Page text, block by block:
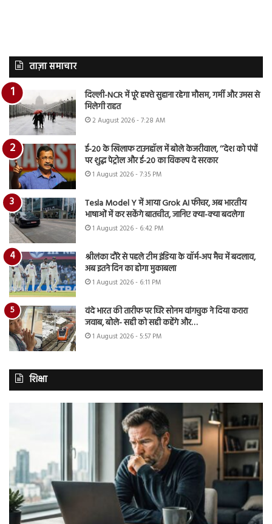
ताज़ा समाचार
दिल्ली-NCR में पूरे हफ्ते सुहाना रहेगा मौसम, गर्मी और उमस से
मिलेगी राहत
2 August 2026 - 7:28 AM
ई-20 के खिलाफ टाउनहॉल में बोले केजरीवाल, ‘‘देश को पंपों
पर शुद्ध पेट्रोल और ई-20 का विकल्प दे सरकार
1 August 2026 - 7:35 PM
Tesla Model Y में आया Grok AI फीचर, अब भारतीय
भाषाओं में कर सकेंगे बातचीत, जानिए क्या-क्या बदलेगा
1 August 2026 - 6:42 PM
श्रीलंका दौरे से पहले टीम इंडिया के वॉर्म-अप मैच में बदलाव,
अब इतने दिन का होगा मुकाबला
1 August 2026 - 6:11 PM
वंदे भारत की तारीफ पर घिरे सोनम वांगचुक ने दिया करारा
जवाब, बोले- सही को सही कहेंगे और…
1 August 2026 - 5:57 PM
शिक्षा